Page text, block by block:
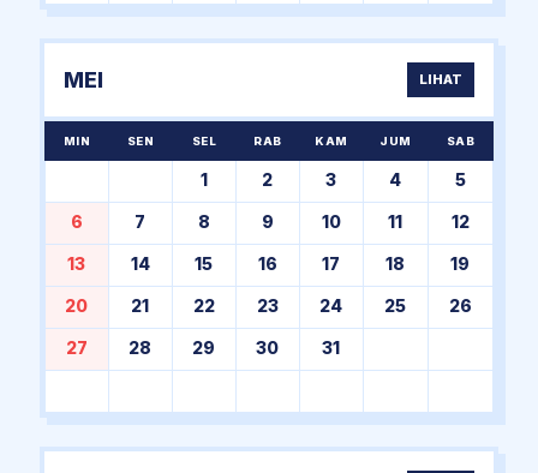
MEI LIHAT
MIN SEN SEL RAB KAM JUM SAB
1 2 3 4 5
6 7 8 9 10 11 12
13 14 15 16 17 18 19
20 21 22 23 24 25 26
27 28 29 30 31